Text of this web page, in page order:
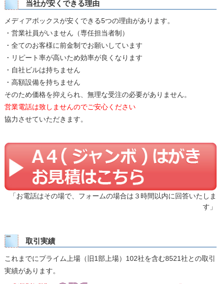
当社が安くできる理由
メディアボックスが安くできる5つの理由があります。
・営業社員がいません（専任担当者制）
・全てのお客様に前金制でお願いしています
・リピート率が高いため効率が良くなります
・自社ビルは持ちません
・高額設備を持ちません
そのため価格を抑えられ、無理な受注の必要がありません。
営業電話は致しませんのでご安心ください
協力させていただきます。
「お電話はその場で、フォームの場合は３時間以内に回答いたしま
す」
取引実績
これまでにプライム上場（旧1部上場）102社を含む8521社との取引
実績があります。